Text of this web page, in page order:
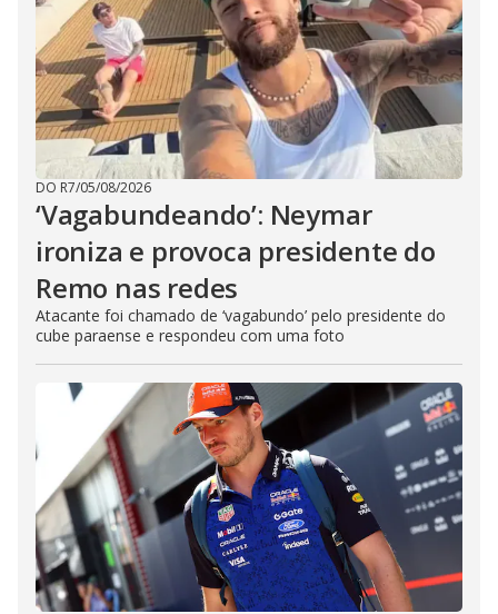
DO R7/05/08/2026
‘Vagabundeando’: Neymar
ironiza e provoca presidente do
Remo nas redes
Atacante foi chamado de ‘vagabundo’ pelo presidente do
cube paraense e respondeu com uma foto